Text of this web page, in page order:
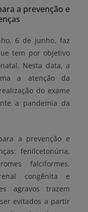
a prevenção e
6 de junho, faz
tem por objetivo
Nesta data, a
a atenção da
do exame
a pandemia da
a prevenção e
fenilcetonúria,
falciformes,
congênita e
agravos trazem
evitados a partir